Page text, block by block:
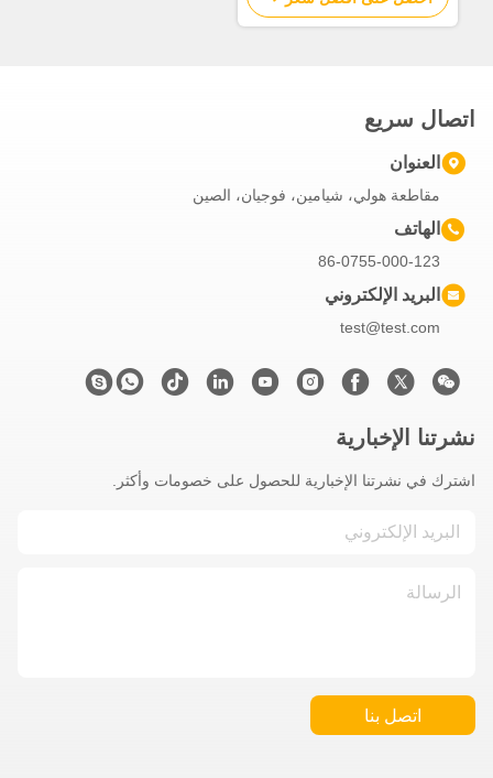
اتصال سريع
العنوان
مقاطعة هولي، شيامين، فوجيان، الصين
الهاتف
86-0755-000-123
البريد الإلكتروني
test@test.com
نشرتنا الإخبارية
اشترك في نشرتنا الإخبارية للحصول على خصومات وأكثر.
اتصل بنا